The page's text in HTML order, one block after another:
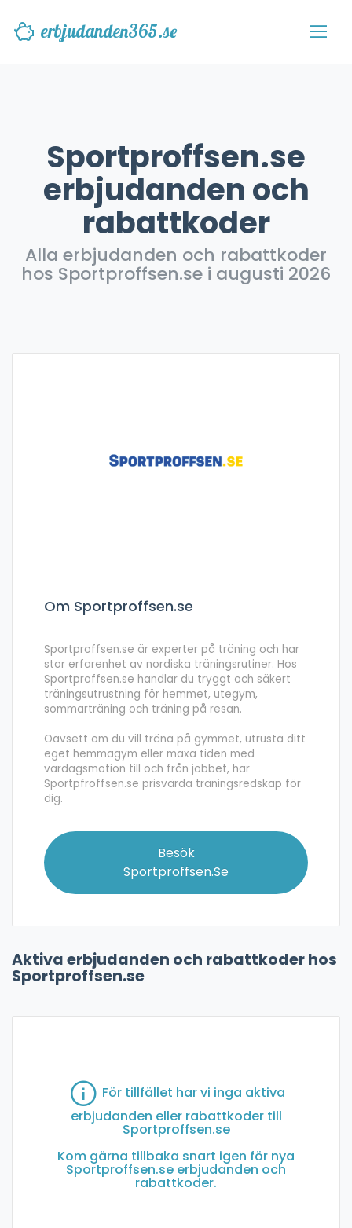
erbjudanden365.se
Sportproffsen.se
erbjudanden och
rabattkoder
Alla erbjudanden och rabattkoder
hos Sportproffsen.se i augusti 2026
Om Sportproffsen.se
Sportproffsen.se är experter på träning och har
stor erfarenhet av nordiska träningsrutiner. Hos
Sportproffsen.se handlar du tryggt och säkert
träningsutrustning för hemmet, utegym,
sommarträning och träning på resan.
Oavsett om du vill träna på gymmet, utrusta ditt
eget hemmagym eller maxa tiden med
vardagsmotion till och från jobbet, har
Sportpfroffsen.se prisvärda träningsredskap för
dig.
Besök
Sportproffsen.se
Aktiva erbjudanden och rabattkoder hos
Sportproffsen.se
För tillfället har vi inga aktiva
erbjudanden eller rabattkoder till
Sportproffsen.se
Kom gärna tillbaka snart igen för nya
Sportproffsen.se erbjudanden och
rabattkoder.